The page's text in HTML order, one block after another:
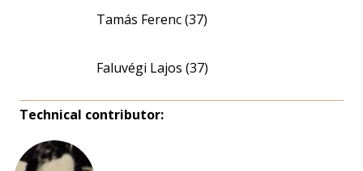
Tamás Ferenc (37)
Faluvégi Lajos (37)
Technical contributor: